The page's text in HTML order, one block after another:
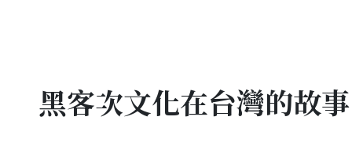
黑客次文化在台灣的故事